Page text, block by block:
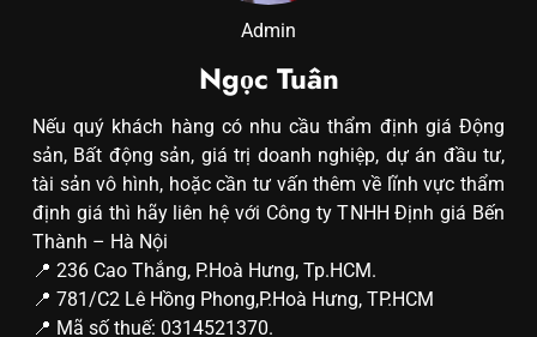
Admin
Ngọc Tuân
Nếu quý khách hàng có nhu cầu thẩm định giá Động
sản, Bất động sản, giá trị doanh nghiệp, dự án đầu tư,
tài sản vô hình, hoặc cần tư vấn thêm về lĩnh vực thẩm
định giá thì hãy liên hệ với Công ty TNHH Định giá Bến
Thành – Hà Nội
📍 236 Cao Thắng, P.Hoà Hưng, Tp.HCM.
📍 781/C2 Lê Hồng Phong,P.Hoà Hưng, TP.HCM
📍 Mã số thuế: 0314521370.